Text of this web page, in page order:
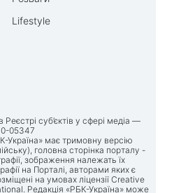
Lifestyle
Реєстрі суб’єктів у сфері медіа —
05347
Україна» має тримовну версію
головна сторінка порталу -
зображення належать їх
на Порталі, авторами яких є
на умовах ліцензії Creative
Редакція «РБК-Україна» може